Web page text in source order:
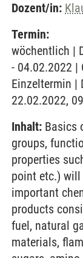
Dozent/in:
Termin:
wöchentlich |
- 04.02.2022 |
Einzeltermin |
22.02.2022,
Inhalt: Basics
groups,
properties
point etc.) will
important
products
fuel, natural
materials,